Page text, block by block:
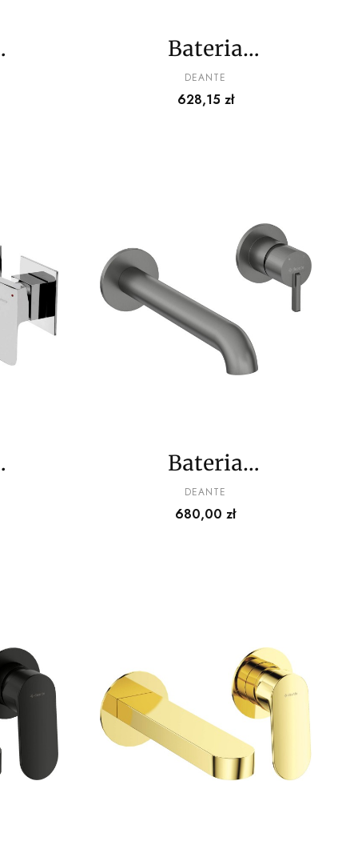
Bateria
umywalkowa
podtynkowa
PRODUCENT
DEANTE
Cena
628,15 zł
Bateria
umywalkowa
podtynkowa
PRODUCENT
DEANTE
Cena
680,00 zł